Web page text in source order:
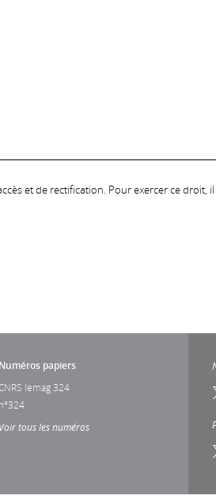
et de rectification. Pour exercer ce droit,
Numéros papiers
lemag 324
n°324
Voir tous les numéros